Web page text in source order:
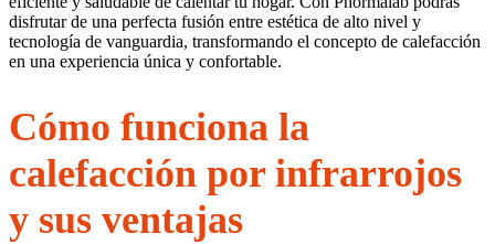
disfrutar de una perfecta fusión entre estética de alto nivel y
tecnología de vanguardia, transformando el concepto de calefacción
en una experiencia única y confortable.
Cómo funciona la
calefacción por infrarrojos
y sus ventajas